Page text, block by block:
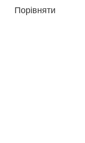
Порівняти